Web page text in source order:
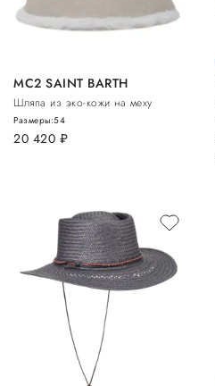
MC2 SAINT BARTH
Шляпа из эко-кожи на меху
20 420 руб.
Размеры:54